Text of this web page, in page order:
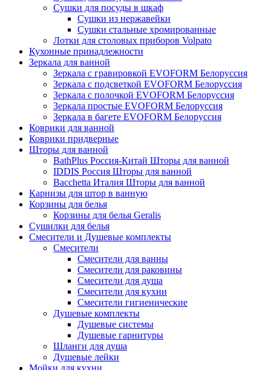
Сушки для посуды в шкаф
Сушки из нержавейки
Сушки стальные хромированные
Лотки для столовых приборов Volpato
Кухонные принадлежности
Зеркала для ванной
Зеркала с гравировкой EVOFORM Белоруссия
Зеркала с подсветкой EVOFORM Белоруссия
Зеркала с полочкой EVOFORM Белоруссия
Зеркала простые EVOFORM Белоруссия
Зеркала в багете EVOFORM Белоруссия
Коврики для ванной
Коврики придверные
Шторы для ванной
BathPlus Россия-Китай Шторы для ванной
IDDIS Россия Шторы для ванной
Bacchetta Италия Шторы для ванной
Карнизы для штор в ванную
Корзины для белья
Корзины для белья Geralis
Сушилки для белья
Смесители и Душевые комплекты
Смесители
Смесители для ванны
Смесители для раковины
Смесители для душа
Смесители для кухни
Смесители гигиенические
Душевые комплекты
Душевые системы
Душевые гарнитуры
Шланги для душа
Душевые лейки
Мойки для кухни